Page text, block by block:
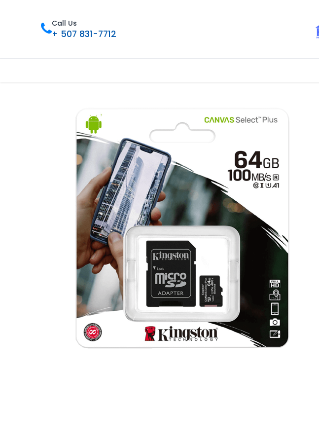
Call Us
+ 507 831-7712